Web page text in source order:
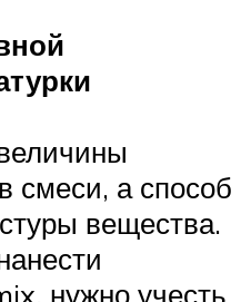
смеси, а способ
вещества.
нужно учесть